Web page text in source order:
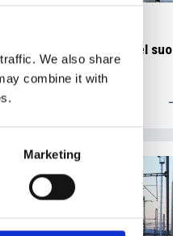
We also share
combine it with
Marketing
avvia la produzione del suo
Ceca